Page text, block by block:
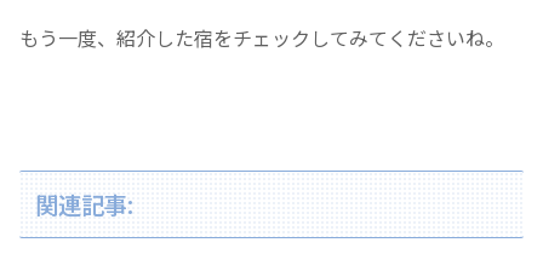
もう一度、紹介した宿をチェックしてみてくださいね。
関連記事: